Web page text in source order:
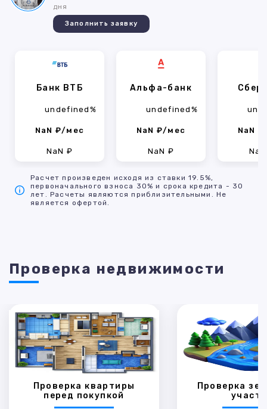
дня
Заполнить заявку
Банк ВТБ
undefined%
NaN ₽/мес
NaN ₽
Альфа-банк
undefined%
NaN ₽/мес
NaN ₽
NaN
Расчет произведен исходя из ставки 19.5%,
первоначального взноса 30% и срока кредита - 30
лет. Расчеты являются приблизительными. Не
является офертой.
Проверка недвижимости
Проверка квартиры
перед покупкой
Проверка